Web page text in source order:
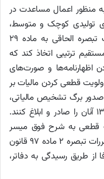
منظور اعمال مساعدت در
تولیدی کوچک و متوسط،
سازمان امور مالیاتی کشور در اجرای مقررات تبصره الحاقی به ماده ۲۹
مالیات‌های مستقیم ترتیبی اتخاذ کند که
اظهارنامه‌ها و صورت‌های
قطعی کردن مالیات بر
برگ تشخیص مالیاتی،
برگ مالیات قطعی عملکرد سال ۱۳۹۴ و ۱۳۹۵ آنان را صادر و ابلاغ کنند.
قطعی به شرح فوق میسر
نباشد، مالیات عملکرد سال مزبور با رعایت مقررات تبصره ۲ ماده ۹۷ قانون
مستقیم مصوب ۲۷/۱۱/۱۳۸۰ صرفا از طریق رسیدگی به دفاتر،